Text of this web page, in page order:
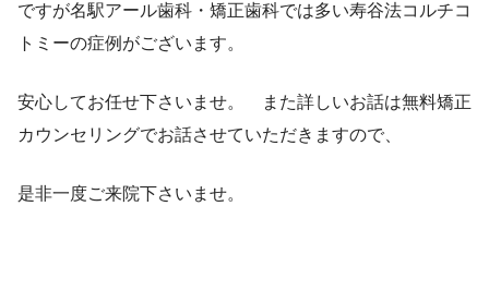
ですが名駅アール歯科・矯正歯科では多い寿谷法コルチコ
トミーの症例がございます。
安心してお任せ下さいませ。 また詳しいお話は無料矯正
カウンセリングでお話させていただきますので、
是非一度ご来院下さいませ。